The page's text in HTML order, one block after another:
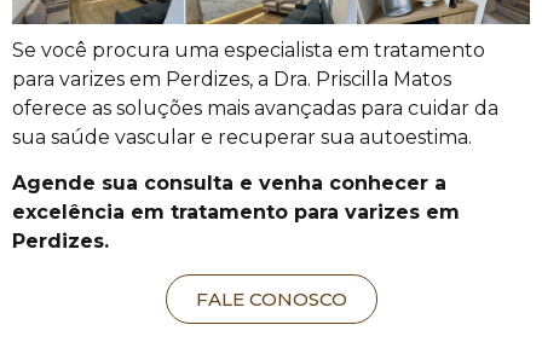
Se você procura uma especialista em tratamento
para varizes em Perdizes, a Dra. Priscilla Matos
oferece as soluções mais avançadas para cuidar da
sua saúde vascular e recuperar sua autoestima.
Agende sua consulta e venha conhecer a
excelência em tratamento para varizes em
Perdizes.
FALE CONOSCO